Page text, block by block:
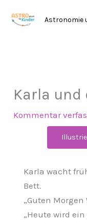
Inhalt
Astronomie
Karla und
Kommentar
Karla wacht
Bett.
„Guten
„Heute wird